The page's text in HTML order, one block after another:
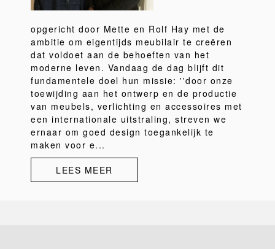
opgericht door Mette en Rolf Hay met de
ambitie om eigentijds meubilair te creëren
dat voldoet aan de behoeften van het
moderne leven. Vandaag de dag blijft dit
fundamentele doel hun missie: ''door onze
toewijding aan het ontwerp en de productie
van meubels, verlichting en accessoires met
een internationale uitstraling, streven we
ernaar om goed design toegankelijk te
maken voor e...
LEES MEER